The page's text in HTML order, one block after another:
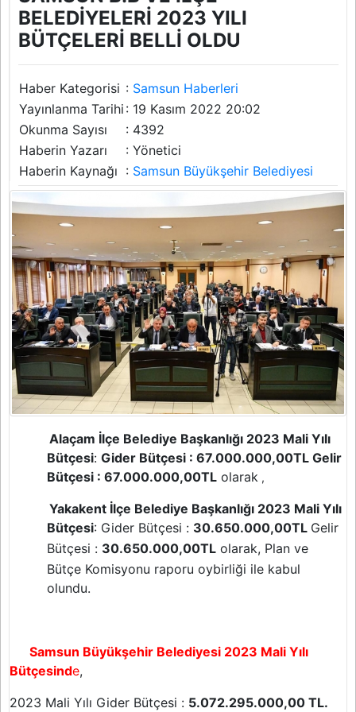
BELEDİYELERİ 2023 YILI
BÜTÇELERİ BELLİ OLDU
Haber Kategorisi : Samsun Haberleri
Yayınlanma Tarihi : 19 Kasım 2022 20:02
Okunma Sayısı
: 4392
Haberin Yazarı
: Yönetici
Haberin Kaynağı : Samsun Büyükşehir Belediyesi
Alaçam İlçe Belediye Başkanlığı 2023 Mali Yılı
Bütçesi:Gider Bütçesi : 67.000.000,00TLGelir
Bütçesi : 67.000.000,00TL olarak ,
Yakakent İlçe Belediye Başkanlığı 2023 Mali Yılı
Bütçesi: Gider Bütçesi : 30.650.000,00TL Gelir
Bütçesi : 30.650.000,00TL olarak, Plan ve
Bütçe Komisyonu raporu oybirliği ile kabul
olundu.
Samsun Büyükşehir Belediyesi 2023 Mali Yılı
Bütçesinde,
2023 Mali Yılı Gider Bütçesi : 5.072.295.000,00 TL.